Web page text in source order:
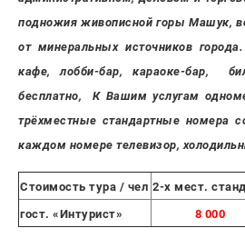
подножия живописной горы Машук,
от минеральных источников
кафе, лобби-бар, караоке-бар,
бесплатно,
К Вашим услугам
трёхместные стандартные номера
каждом номере телевизор,
Стоимость тура / чел 2-х мест.
гост. «Интурист»
8 000